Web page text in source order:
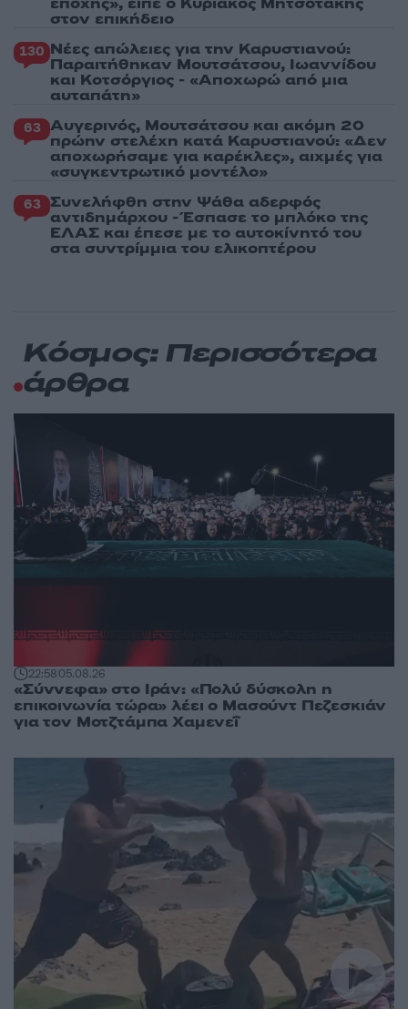
στον επικήδειο
130 Νέες απώλειες για την Καρυστιανού:
Παραιτήθηκαν Μουτσάτσου, Ιωαννίδου
και Κοτσόργιος - «Αποχωρώ από μια
αυταπάτη»
63 Αυγερινός, Μουτσάτσου και ακόμη 20
πρώην στελέχη κατά Καρυστιανού: «Δεν
αποχωρήσαμε για καρέκλες», αιχμές για
«συγκεντρωτικό μοντέλο»
63 Συνελήφθη στην Ψάθα αδερφός
αντιδημάρχου - Έσπασε το μπλόκο της
ΕΛΑΣ και έπεσε με το αυτοκίνητό του
στα συντρίμμια του ελικοπτέρου
Κόσμος: Περισσότερα
άρθρα
22:5805.08.26
«Σύννεφα» στο Ιράν: «Πολύ δύσκολη η
επικοινωνία τώρα» λέει ο Μασούντ Πεζεσκιάν
για τον Μοτζτάμπα Χαμενεΐ